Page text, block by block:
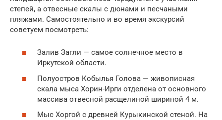
степей, а отвесные скалы с дюнами и песчаными
пляжами. Самостоятельно и во время экскурсий
советуем посмотреть:
Залив Загли — самое солнечное место в
Иркутской области.
Полуостров Кобылья Голова — живописная
скала мыса Хорин-Ирги отделена от основного
массива отвесной расщелиной шириной 4 м.
Мыс Хоргой с древней Курыкинской стеной. На